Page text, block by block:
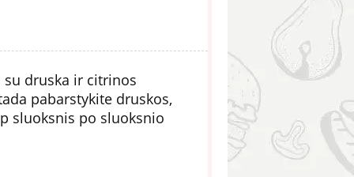
druska ir citrinos
pabarstykite druskos,
sluoksnis po sluoksnio